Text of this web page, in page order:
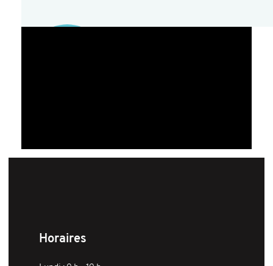
Horaires